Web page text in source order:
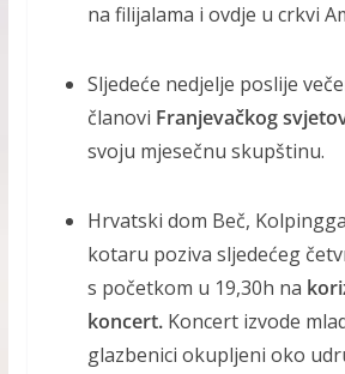
na filijalama i ovdje u crkvi
Sljedeće nedjelje poslije
članovi Franjevačkog
svoju mjesečnu skupštinu.
Hrvatski dom Beč,
kotaru poziva sljedećeg
s početkom u 19,30h na
koncert.Koncert izvode
glazbenici okupljeni oko